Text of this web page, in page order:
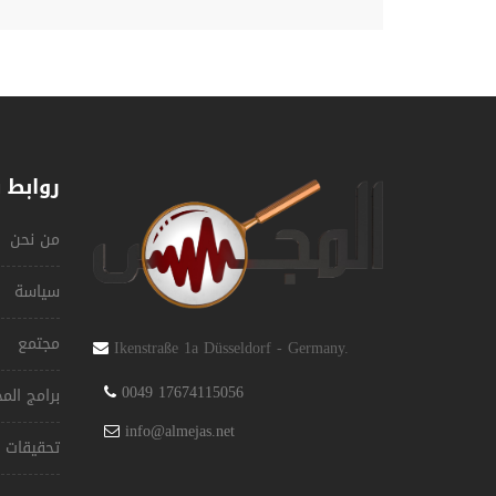
Ikenstraße 1a Düsseldorf - Germany.
0049 17674115056
info@almejas.net
من نحن
سياسة
مجتمع
برامج
تحقيقات